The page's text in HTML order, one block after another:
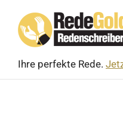
content
Ihre perfekte Rede.